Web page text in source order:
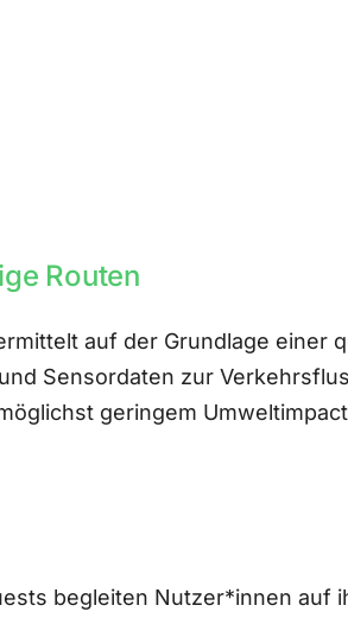
Routen
auf der Grundlage einer
Sensordaten zur
geringem
begleiten Nutzer*innen auf